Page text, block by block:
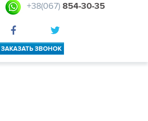
+38(067) 854-30-35
ЗАКАЗАТЬ ЗВОНОК